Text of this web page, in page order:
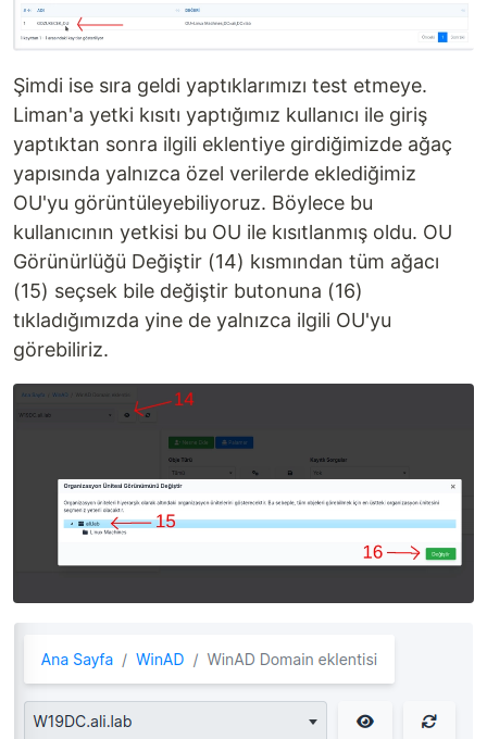
Şimdi ise sıra geldi yaptıklarımızı test etmeye.
Liman'a yetki kısıtı yaptığımız kullanıcı ile giriş
yaptıktan sonra ilgili eklentiye girdiğimizde ağaç
yapısında yalnızca özel verilerde eklediğimiz
OU'yu görüntüleyebiliyoruz. Böylece bu
kullanıcının yetkisi bu OU ile kısıtlanmış oldu. OU
Görünürlüğü Değiştir (14) kısmından tüm ağacı
(15) seçsek bile değiştir butonuna (16)
tıkladığımızda yine de yalnızca ilgili OU'yu
görebiliriz.